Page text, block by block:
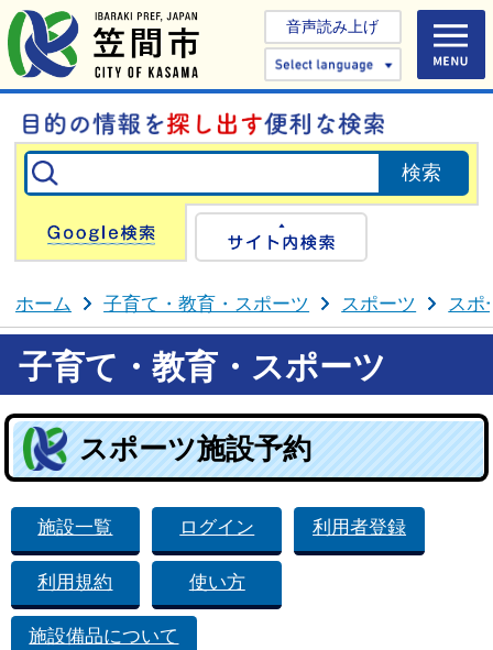
音声読み上げ
Select
Google検索
ホーム 子育て・教育・スポーツ スポーツ スポ
子育て・教育・スポーツ
スポーツ施設予約
施設一覧 ログイン 利用者登録
利用規約 使い方
施設備品について